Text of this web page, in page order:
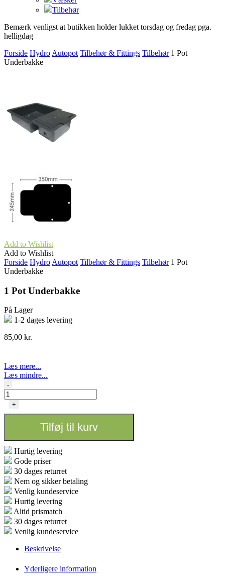
Tilbehør
Bemærk venligst at butikken holder lukket torsdag og fredag pga.
helligdag
Forside Hydro Autopot Tilbehør & Fittings Tilbehør 1 Pot
Underbakke
Add to Wishlist
Add to Wishlist
Forside Hydro Autopot Tilbehør & Fittings Tilbehør 1 Pot
Underbakke
1 Pot Underbakke
På Lager
1-2 dages levering
85,00 kr.
Læs mere...
Læs mindre...
1
Pot
Underbakke
-
+
Tilføj til kurv
Hurtig levering
Gode priser
30 dages returret
Nem og sikker betaling
Venlig kundeservice
Hurtig levering
Altid prismatch
30 dages returret
Venlig kundeservice
Beskrivelse
Yderligere information